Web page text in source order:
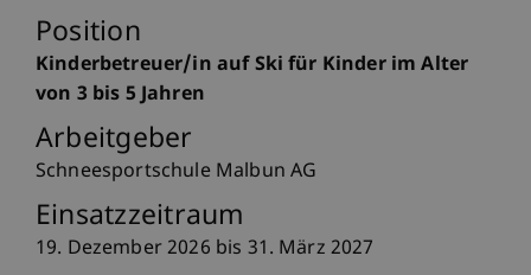
Position
Kinderbetreuer/in auf Ski für Kinder im Alter
von 3 bis 5 Jahren
Arbeitgeber
Schneesportschule Malbun AG
Einsatzzeitraum
19. Dezember 2026 bis 31. März 2027